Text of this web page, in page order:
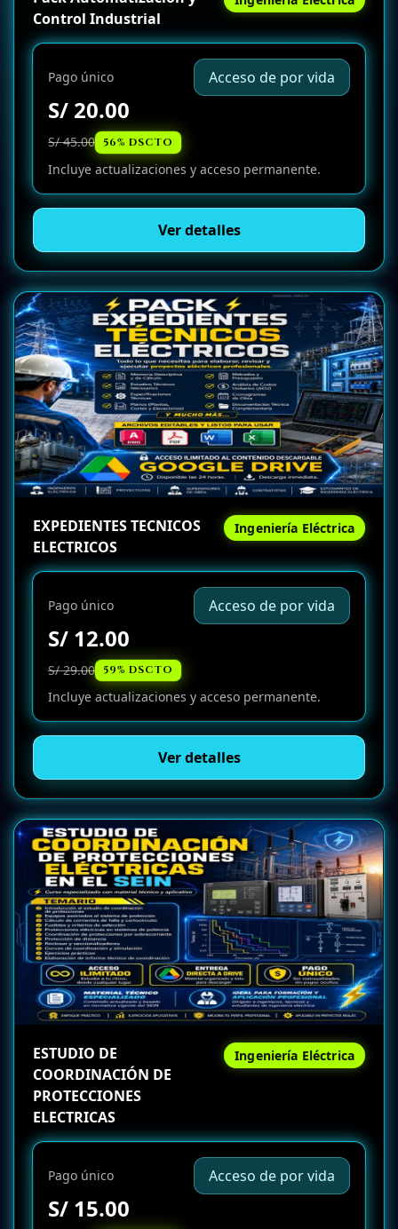
Control Industrial
Pago único Acceso de por vida
S/ 20.00
S/ 45.00 56% DSCTO
Incluye actualizaciones y acceso permanente.
Ver detalles
EXPEDIENTES TECNICOS
ELECTRICOS
Ingeniería Eléctrica
Pago único Acceso de por vida
S/ 12.00
S/ 29.00 59% DSCTO
Incluye actualizaciones y acceso permanente.
Ver detalles
ESTUDIO DE
COORDINACIÓN DE
PROTECCIONES
ELECTRICAS
Ingeniería Eléctrica
Pago único Acceso de por vida
S/ 15.00